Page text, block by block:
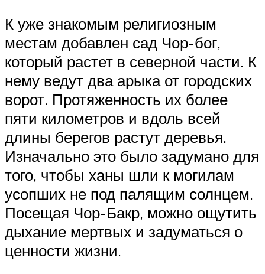
К уже знакомым религиозным
местам добавлен сад Чор-бог,
который растет в северной части. К
нему ведут два арыка от городских
ворот. Протяженность их более
пяти километров и вдоль всей
длины берегов растут деревья.
Изначально это было задумано для
того, чтобы ханы шли к могилам
усопших не под палящим солнцем.
Посещая Чор-Бакр, можно ощутить
дыхание мертвых и задуматься о
ценности жизни.